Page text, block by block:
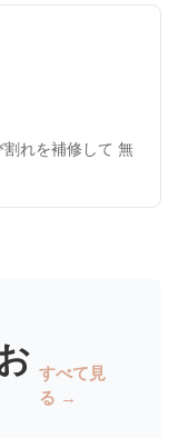
してから作業に
しました。
れを補修して 無
すべて見
る →